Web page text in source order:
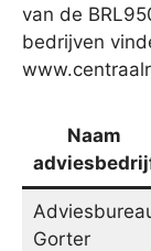
van de
bedrijven
Naam
Gorter